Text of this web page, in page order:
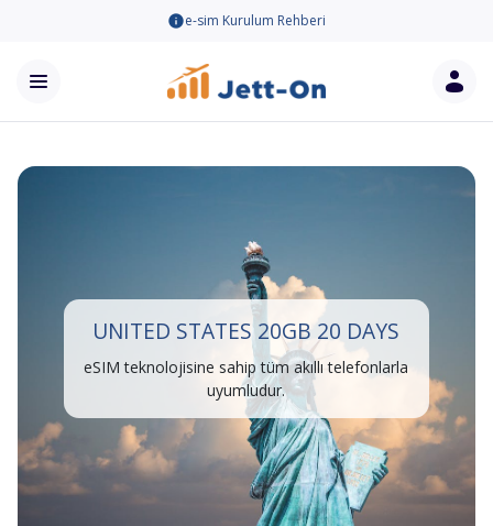
e-sim Kurulum Rehberi
UNITED STATES 20GB 20 DAYS
eSIM teknolojisine sahip tüm akıllı telefonlarla
uyumludur.